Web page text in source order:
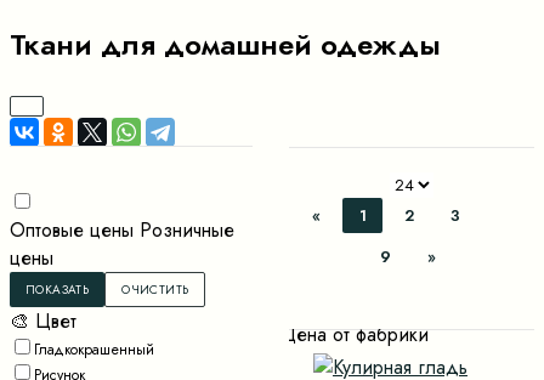
Ткани для домашней одежды
Оптовые цены Розничные
цены
🎨 Цвет
Гладкокрашенный
Рисунок
« 1 2
3
9
»
Цена от фабрики